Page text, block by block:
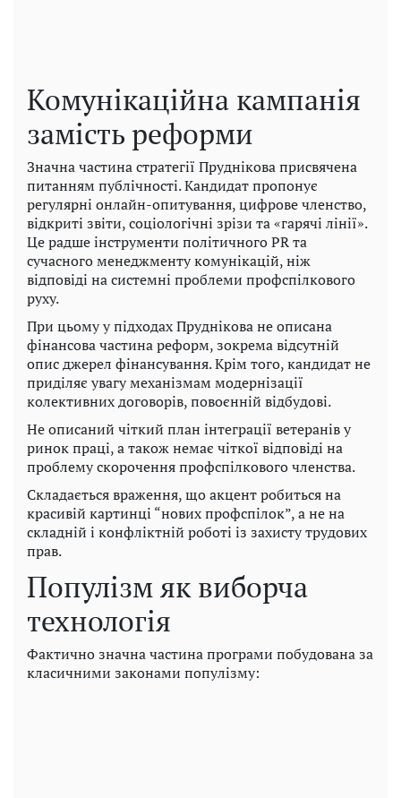
Комунікаційна кампанія
замість реформи
Значна частина стратегії Пруднікова присвячена
питанням публічності. Кандидат пропонує
регулярні онлайн-опитування, цифрове членство,
відкриті звіти, соціологічні зрізи та «гарячі лінії».
Це радше інструменти політичного PR та
сучасного менеджменту комунікацій, ніж
відповіді на системні проблеми профспілкового
руху.
При цьому у підходах Пруднікова не описана
фінансова частина реформ, зокрема відсутній
опис джерел фінансування. Крім того, кандидат не
приділяє увагу механізмам модернізації
колективних договорів, повоєнній відбудові.
Не описаний чіткий план інтеграції ветеранів у
ринок праці, а також немає чіткої відповіді на
проблему скорочення профспілкового членства.
Складається враження, що акцент робиться на
красивій картинці “нових профспілок”, а не на
складній і конфліктній роботі із захисту трудових
прав.
Популізм як виборча
технологія
Фактично значна частина програми побудована за
класичними законами популізму: